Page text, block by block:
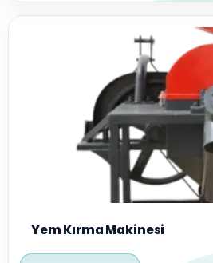
Yem Kırma Makinesi